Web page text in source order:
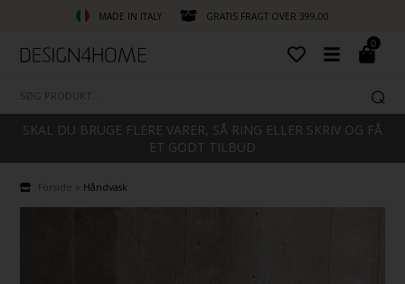
MADE IN ITALY GRATIS FRAGT OVER 399,00
0
SKAL DU BRUGE FLERE VARER, SÅ RING ELLER SKRIV OG FÅ
ET GODT TILBUD
Forside Håndvask